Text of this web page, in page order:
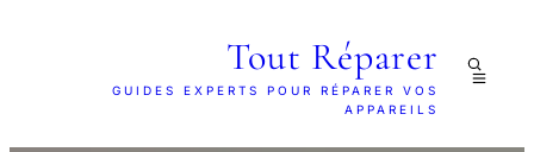
Tout Réparer
GUIDES EXPERTS POUR RÉPARER VOS
APPAREILS